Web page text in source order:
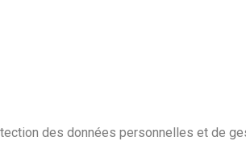
des données personnelles et de